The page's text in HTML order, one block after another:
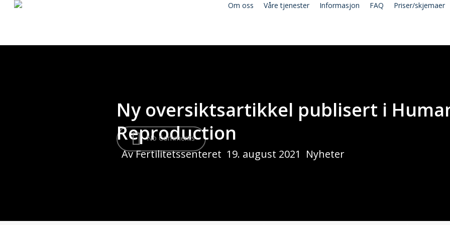
content
Om oss Våre tjenester Informasjon FAQ Priser/skjemaer
Ny oversiktsartikkel publisert i
Reproduction
AvFertilitetssenteret 19. august 2021 Nyheter
No Comments